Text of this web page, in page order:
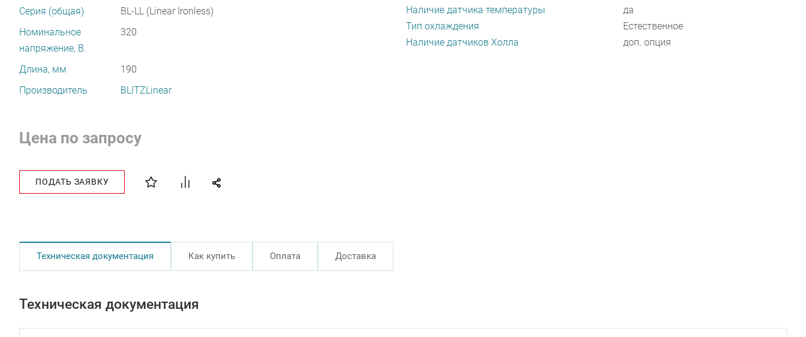
Серия (общая)
BL-LL (Linear Ironless)
Номинальное
напряжение, В.
320
Длина, мм
190
Производитель
BLITZLinear
Цена по запросу
ПОДАТЬ ЗАЯВКУ
Наличие датчика температуры
да
Тип охлаждения
Естественное
Наличие датчиков Холла
доп. опция
Техническая документация Как купить Оплата Доставка
Техническая документация